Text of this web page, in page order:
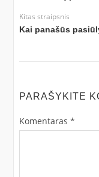
Kitas straipsnis
Kai panašūs
PARAŠYKITE
Komentaras *